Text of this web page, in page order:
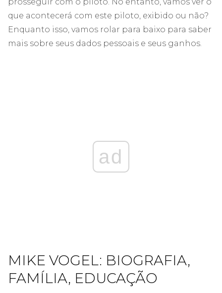
que acontecerá com este piloto, exibido ou não?
Enquanto isso, vamos rolar para baixo para saber
mais sobre seus dados pessoais e seus ganhos.
ad
MIKE VOGEL: BIOGRAFIA,
FAMÍLIA, EDUCAÇÃO